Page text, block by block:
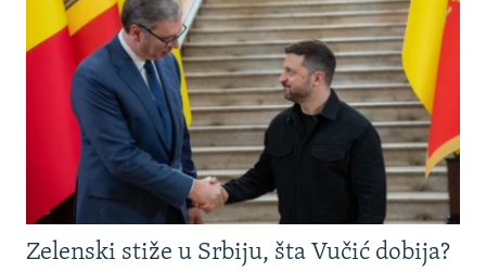
Zelenski stiže u Srbiju, šta Vučić dobija?